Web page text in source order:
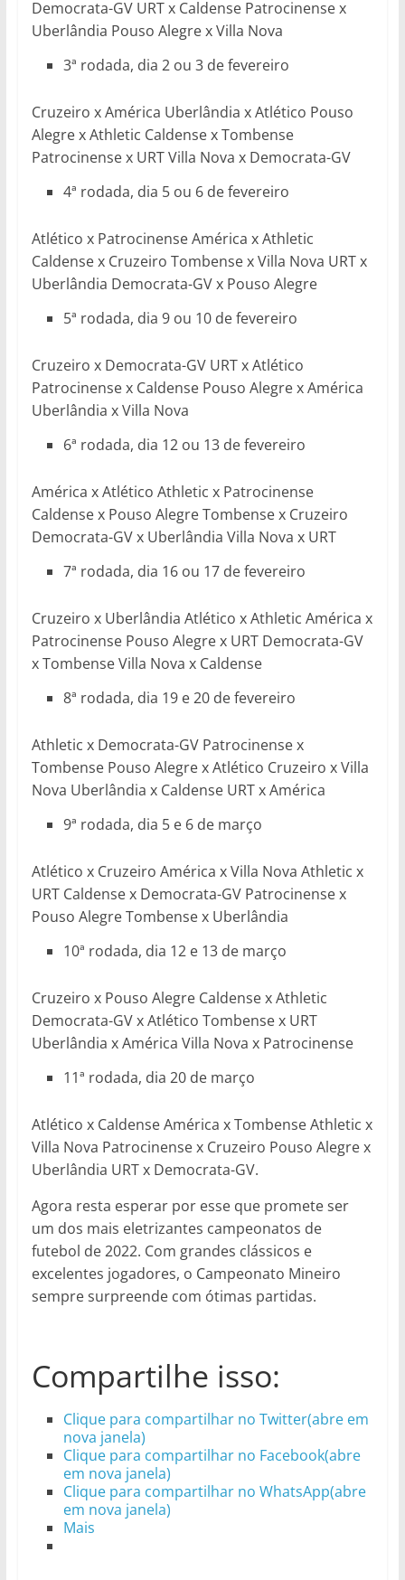
Democrata-GV URT x Caldense Patrocinense x
Uberlândia Pouso Alegre x Villa Nova
3ª rodada, dia 2 ou 3 de fevereiro
Cruzeiro x América Uberlândia x Atlético Pouso
Alegre x Athletic Caldense x Tombense
Patrocinense x URT Villa Nova x Democrata-GV
4ª rodada, dia 5 ou 6 de fevereiro
Atlético x Patrocinense América x Athletic
Caldense x Cruzeiro Tombense x Villa Nova URT x
Uberlândia Democrata-GV x Pouso Alegre
5ª rodada, dia 9 ou 10 de fevereiro
Cruzeiro x Democrata-GV URT x Atlético
Patrocinense x Caldense Pouso Alegre x América
Uberlândia x Villa Nova
6ª rodada, dia 12 ou 13 de fevereiro
América x Atlético Athletic x Patrocinense
Caldense x Pouso Alegre Tombense x Cruzeiro
Democrata-GV x Uberlândia Villa Nova x URT
7ª rodada, dia 16 ou 17 de fevereiro
Cruzeiro x Uberlândia Atlético x Athletic América x
Patrocinense Pouso Alegre x URT Democrata-GV
x Tombense Villa Nova x Caldense
8ª rodada, dia 19 e 20 de fevereiro
Athletic x Democrata-GV Patrocinense x
Tombense Pouso Alegre x Atlético Cruzeiro x Villa
Nova Uberlândia x Caldense URT x América
9ª rodada, dia 5 e 6 de março
Atlético x Cruzeiro América x Villa Nova Athletic x
URT Caldense x Democrata-GV Patrocinense x
Pouso Alegre Tombense x Uberlândia
10ª rodada, dia 12 e 13 de março
Cruzeiro x Pouso Alegre Caldense x Athletic
Democrata-GV x Atlético Tombense x URT
Uberlândia x América Villa Nova x Patrocinense
11ª rodada, dia 20 de março
Atlético x Caldense América x Tombense Athletic x
Villa Nova Patrocinense x Cruzeiro Pouso Alegre x
Uberlândia URT x Democrata-GV.
Agora resta esperar por esse que promete ser
um dos mais eletrizantes campeonatos de
futebol de 2022. Com grandes clássicos e
excelentes jogadores, o Campeonato Mineiro
sempre surpreende com ótimas partidas.
Compartilhe isso:
Clique para compartilhar no Twitter(abre em
nova janela)
Clique para compartilhar no Facebook(abre
em nova janela)
Clique para compartilhar no WhatsApp(abre
em nova janela)
Mais